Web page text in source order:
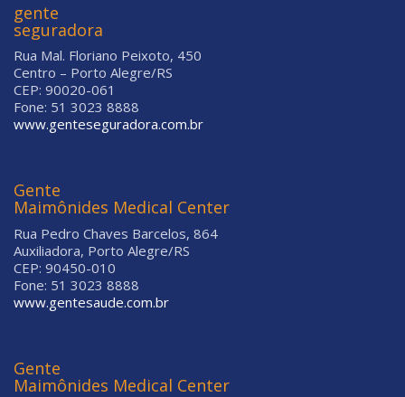
gente
seguradora
Rua Mal. Floriano Peixoto, 450
Centro – Porto Alegre/RS
CEP: 90020-061
Fone: 51 3023 8888
www.genteseguradora.com.br
Gente
Maimônides Medical Center
Rua Pedro Chaves Barcelos, 864
Auxiliadora, Porto Alegre/RS
CEP: 90450-010
Fone: 51 3023 8888
www.gentesaude.com.br
Gente
Maimônides Medical Center